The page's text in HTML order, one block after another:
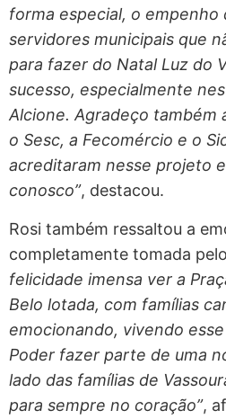
forma especial, o empenho
servidores municipais que
para fazer do Natal Luz do
sucesso, especialmente
Alcione. Agradeço também
o Sesc, a Fecomércio e o
acreditaram nesse projeto
conosco”, destacou.
Rosi também ressaltou a
completamente tomada
felicidade imensa ver a
Belo lotada, com famílias
emocionando, vivendo
Poder fazer parte de uma
lado das famílias de
para sempre no coração”,